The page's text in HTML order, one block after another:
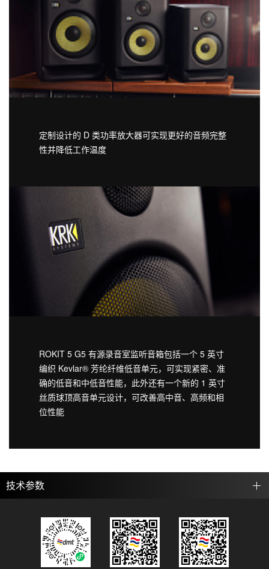
定制设计的 D 类功率放大器可实现更好的音频完整
性并降低工作温度
ROKIT 5 G5 有源录音室监听音箱包括一个 5 英寸
编织 Kevlar® 芳纶纤维低音单元，可实现紧密、准
确的低音和中低音性能，此外还有一个新的 1 英寸
丝质球顶高音单元设计，可改善高中音、高频和相
位性能
技术参数